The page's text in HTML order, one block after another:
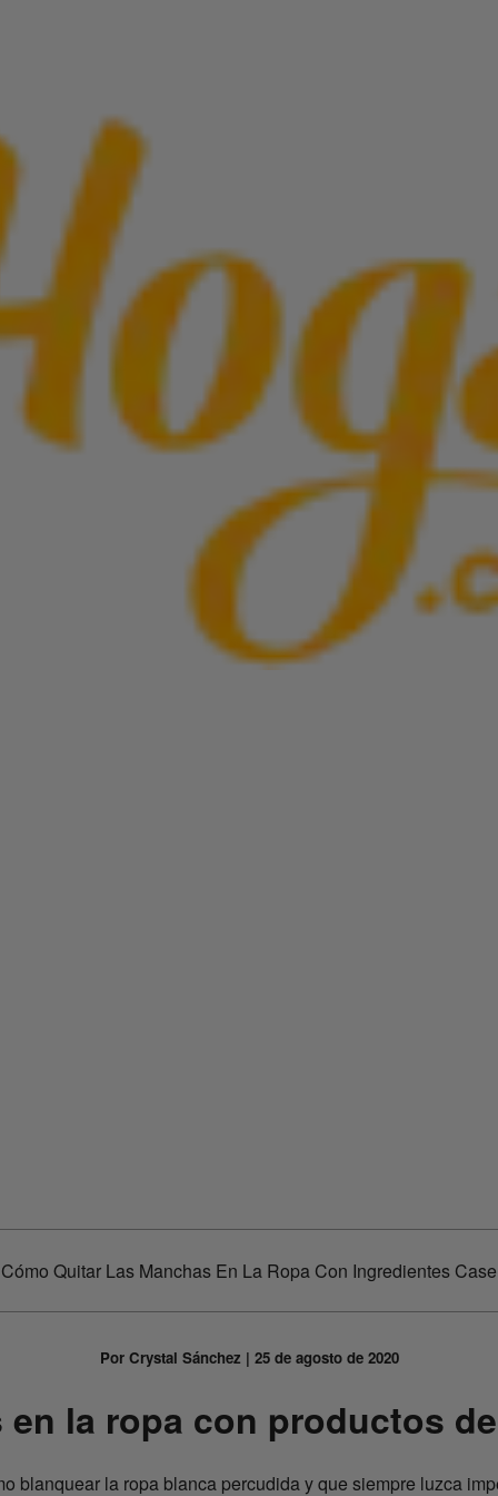
Cómo Quitar Las Manchas En La Ropa Con Ingredientes
Por Crystal Sánchez | 25 de agosto de 2020
la ropa con productos
blanquear la ropa blanca percudida y que siempre luzca